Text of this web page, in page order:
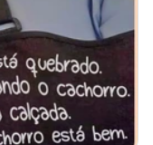
fazer
para andar